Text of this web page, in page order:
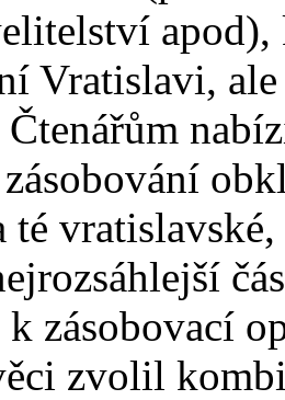
apod),
Vratislavi,
Čtenářům
té
zásobovací
zvolil